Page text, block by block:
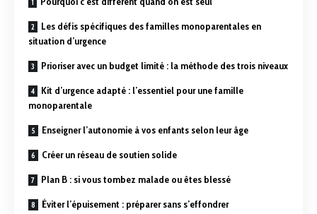
Les défis spécifiques des familles monoparentales en
situation d’urgence
Prioriser avec un budget limité : la méthode des trois niveaux
Kit d’urgence adapté : l’essentiel pour une famille
monoparentale
Enseigner l’autonomie à vos enfants selon leur âge
Créer un réseau de soutien solide
Plan B : si vous tombez malade ou êtes blessé
Éviter l’épuisement : préparer sans s’effondrer